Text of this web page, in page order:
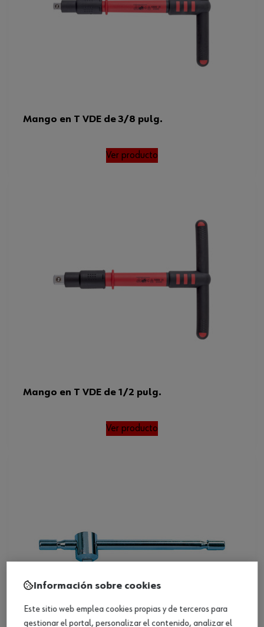
Mango en T VDE de 3/8 pulg.
Ver producto
Mango en T VDE de 1/2 pulg.
Ver producto
Información sobre cookies
Este sitio web emplea cookies propias y de terceros para
gestionar el portal, personalizar el contenido, analizar el